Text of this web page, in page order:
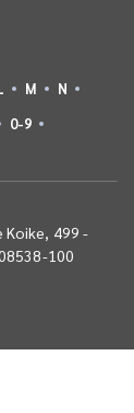
M
N
0-9
Koike, 499 -
100